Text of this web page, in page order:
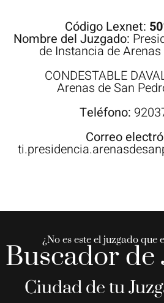
Código Lexnet:
Nombre del Juzgado:
de Instancia de
CONDESTABLE
Arenas de San
Teléfono:
Correo
¿No es este el juzgado que
Buscador de
Ciudad de tu